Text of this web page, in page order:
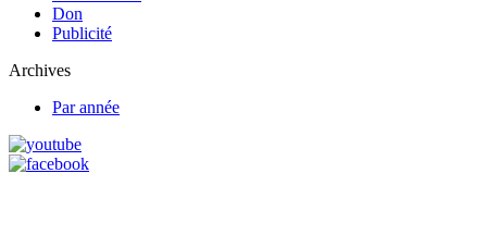
Don
Publicité
Archives
Par année